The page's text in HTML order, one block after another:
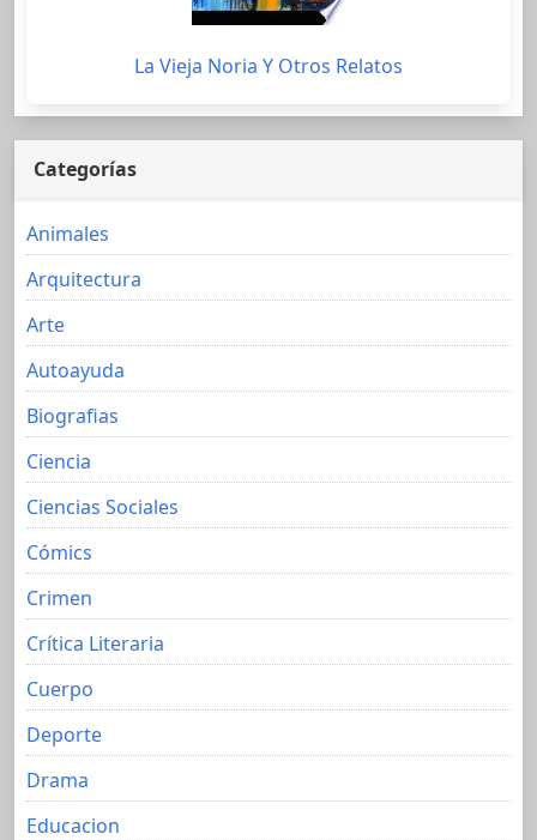
La Vieja Noria Y Otros Relatos
Categorías
Animales
Arquitectura
Arte
Autoayuda
Biografias
Ciencia
Ciencias Sociales
Cómics
Crimen
Crítica Literaria
Cuerpo
Deporte
Drama
Educacion